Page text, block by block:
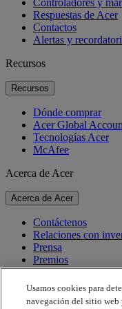
Controladores y
Respuestas de Acer
Contactos
Alertas y
Recursos
Recursos
Dónde comprar
Acer Global
Tecnologías Acer
McAfee
Acerca de Acer
Acerca de Acer
Contáctenos
Relaciones con
Prensa
Premios
Eventos
Sostenibilidad
Usamos cookies para
navegación del sitio web